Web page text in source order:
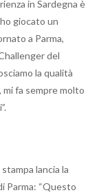
in Sardegna è
giocato un
a Parma,
del
la qualità
mi fa sempre molto
lancia la
Parma: “Questo